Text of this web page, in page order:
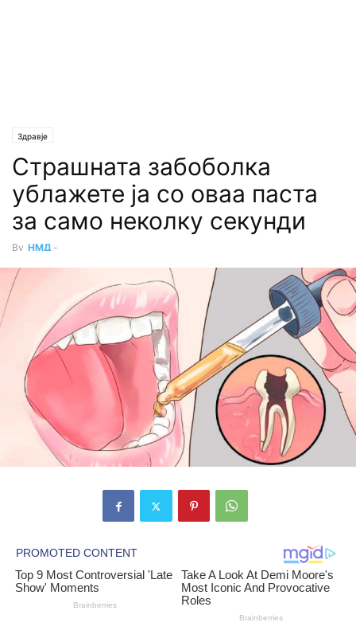
Здравје
Страшната забоболка
ублажете ја со оваа паста
за само неколку секунди
By НМД -